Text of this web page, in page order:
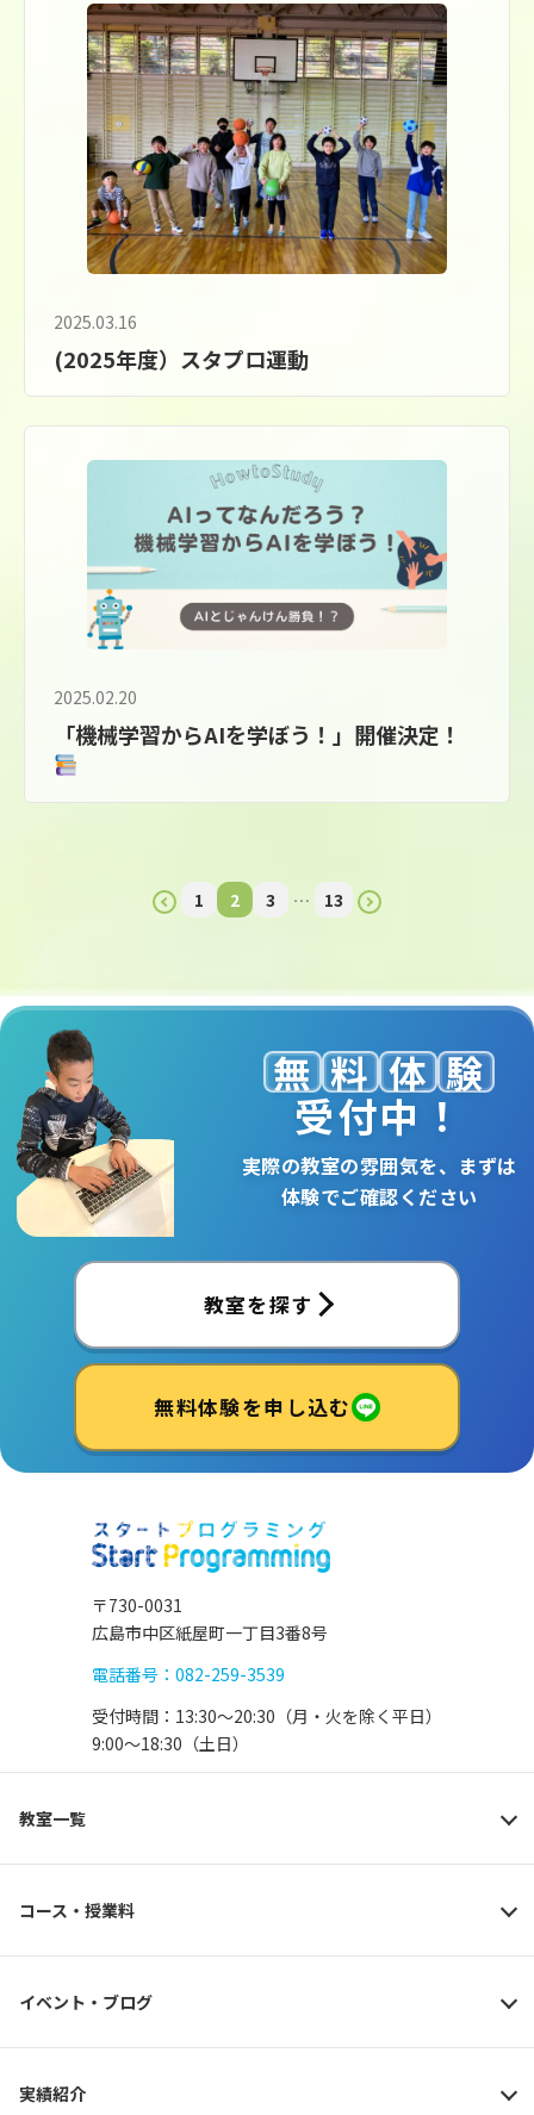
2025.03.16
(2025年度）スタプロ運動
2025.02.20
「機械学習からAIを学ぼう！」開催決定！
1 2 3 … 13
無 料 体 験
受付中！
実際の教室の雰囲気を、まずは
体験でご確認ください
教室を探す
無料体験を申し込む
〒730-0031
広島市中区紙屋町一丁目3番8号
電話番号：082-259-3539
受付時間：13:30〜20:30（月・火を除く平日）
9:00〜18:30（土日）
教室一覧
コース・授業料
イベント・ブログ
実績紹介